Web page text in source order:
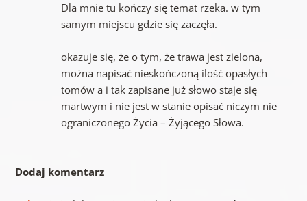
Dla mnie tu kończy się temat rzeka. w tym
samym miejscu gdzie się zaczęła.
okazuje się, że o tym, że trawa jest zielona,
można napisać nieskończoną ilość opasłych
tomów a i tak zapisane już słowo staje się
martwym i nie jest w stanie opisać niczym nie
ograniczonego Życia – Żyjącego Słowa.
Dodaj komentarz